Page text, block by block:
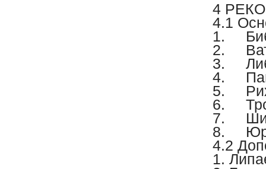
4
4.1
1.
2.
3.
4.
5.
6.
7.
8.
4.2
1.